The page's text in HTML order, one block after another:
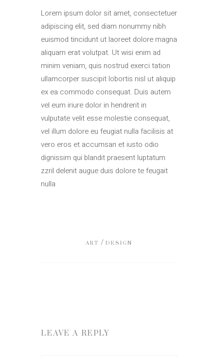
Lorem ipsum dolor sit amet, consectetuer
adipiscing elit, sed diam nonummy nibh
euismod tincidunt ut laoreet dolore magna
aliquam erat volutpat. Ut wisi enim ad
minim veniam, quis nostrud exerci tation
ullamcorper suscipit lobortis nisl ut aliquip
ex ea commodo consequat. Duis autem
vel eum iriure dolor in hendrerit in
vulputate velit esse molestie consequat,
vel illum dolore eu feugiat nulla facilisis at
vero eros et accumsan et iusto odio
dignissim qui blandit praesent luptatum
zzril delenit augue duis dolore te feugait
nulla
ART /DESIGN
LEAVE A REPLY